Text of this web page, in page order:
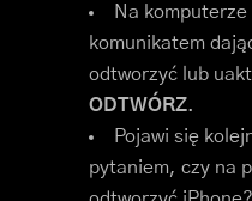
Na
komunikatem
odtworzyć lub
ODTWÓRZ.
Pojawi się
pytaniem, czy na